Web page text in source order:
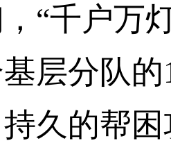
千户万灯
层分队
久的帮